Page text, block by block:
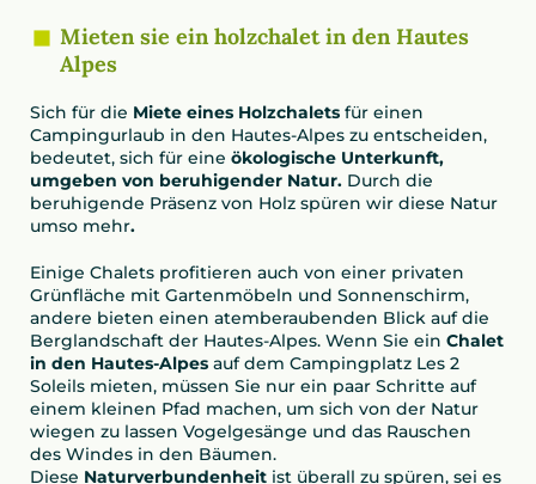
Mieten sie ein holzchalet in den Hautes
Alpes
Sich für die Miete eines Holzchalets für einen
Campingurlaub in den Hautes-Alpes zu entscheiden,
bedeutet, sich für eine ökologische Unterkunft,
umgeben von beruhigender Natur. Durch die
beruhigende Präsenz von Holz spüren wir diese Natur
umso mehr.
Einige Chalets profitieren auch von einer privaten
Grünfläche mit Gartenmöbeln und Sonnenschirm,
andere bieten einen atemberaubenden Blick auf die
Berglandschaft der Hautes-Alpes. Wenn Sie ein Chalet
in den Hautes-Alpes auf dem Campingplatz Les 2
Soleils mieten, müssen Sie nur ein paar Schritte auf
einem kleinen Pfad machen, um sich von der Natur
wiegen zu lassen Vogelgesänge und das Rauschen
des Windes in den Bäumen.
Diese Naturverbundenheit ist überall zu spüren, sei es